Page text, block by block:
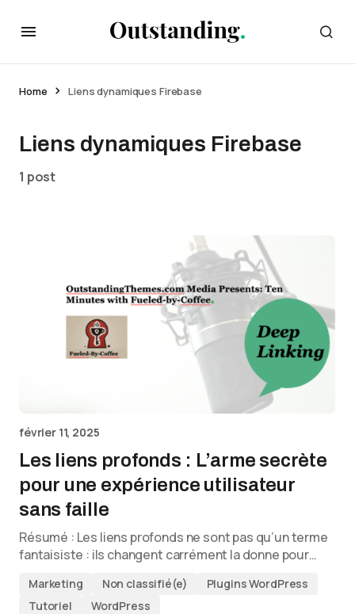
Home Liens dynamiques Firebase
Liens dynamiques Firebase
1 post
février 11, 2025
Les liens profonds : L’arme secrète
pour une expérience utilisateur
sans faille
Résumé : Les liens profonds ne sont pas qu’un terme
fantaisiste : ils changent carrément la donne pour…
Marketing Non classifié(e)
Plugins WordPress
Tutoriel
WordPress